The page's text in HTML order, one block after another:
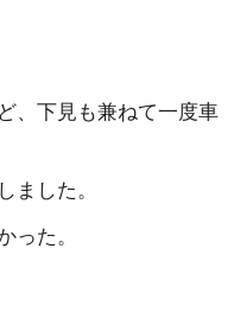
、下見も兼ねて一度車
ました。
った。